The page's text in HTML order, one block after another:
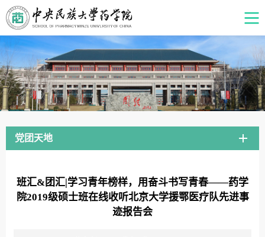
党团天地
班汇&团汇|学习青年榜样，用奋斗书写青春——药学
院2019级硕士班在线收听北京大学援鄂医疗队先进事
迹报告会